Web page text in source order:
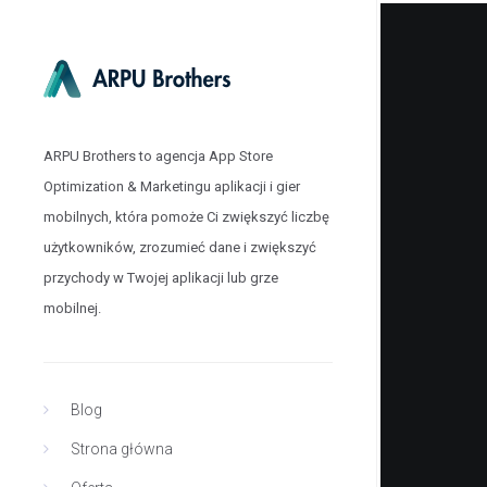
ARPU Brothers to agencja App Store
Optimization & Marketingu aplikacji i gier
mobilnych, która pomoże Ci zwiększyć liczbę
użytkowników, zrozumieć dane i zwiększyć
przychody w Twojej aplikacji lub grze
mobilnej.
Blog
Strona główna